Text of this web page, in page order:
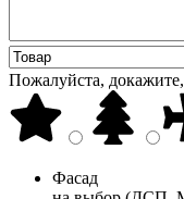
Пожалуйста,
Фасад